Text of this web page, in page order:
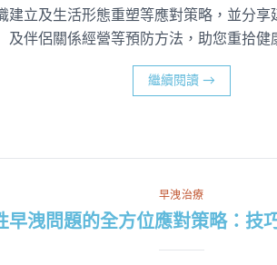
建立及生活形態重塑等應對策略，並分
及伴侶關係經營等預防方法，助您重拾健
繼續閱讀 →
早洩治療
早洩問題的全方位應對策略：技